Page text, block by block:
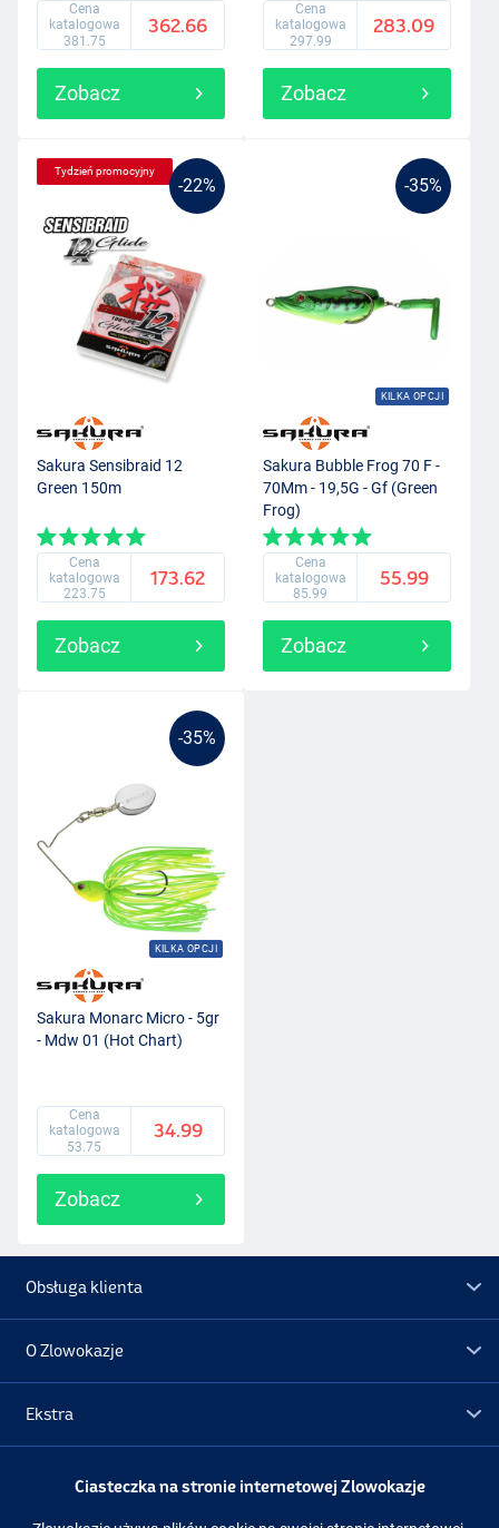
Cena
katalogowa
381.75
362.66
Zobacz
Cena
katalogowa
297.99
283.09
Zobacz
-22%
Tydzień promocyjny
Sakura Sensibraid 12
Green 150m
Cena
katalogowa
223.75
173.62
Zobacz
-35%
KILKA OPCJI
Sakura Bubble Frog 70 F -
70Mm - 19,5G - Gf (Green
Frog)
Cena
katalogowa
85.99
55.99
Zobacz
-35%
KILKA OPCJI
Sakura Monarc Micro - 5gr
- Mdw 01 (Hot Chart)
Cena
katalogowa
53.75
34.99
Zobacz
Obsługa klienta
O Zlowokazje
Ekstra
PromocjeCiasteczka na stronie internetowej Zlowokazje